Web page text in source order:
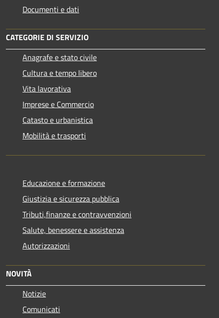
Documenti e dati
CATEGORIE DI SERVIZIO
Anagrafe e stato civile
Cultura e tempo libero
Vita lavorativa
Imprese e Commercio
Catasto e urbanistica
Mobilità e trasporti
Educazione e formazione
Giustizia e sicurezza pubblica
Tributi,finanze e contravvenzioni
Salute, benessere e assistenza
Autorizzazioni
NOVITÀ
Notizie
Comunicati